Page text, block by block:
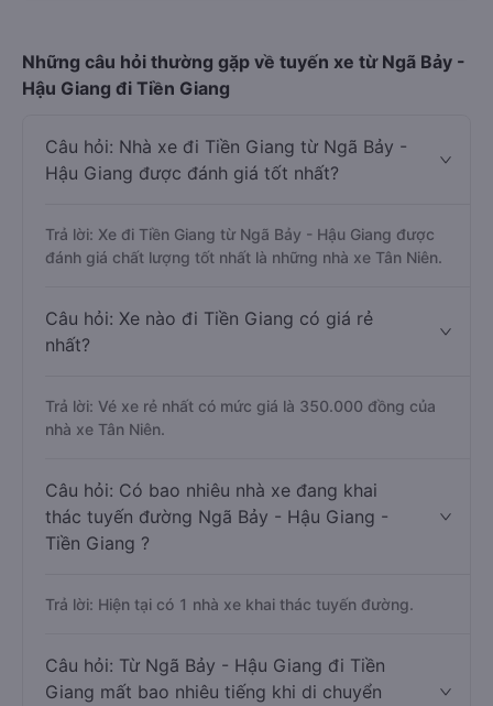
Những câu hỏi thường gặp về tuyến xe từ Ngã Bảy -
Hậu Giang đi Tiền Giang
Câu hỏi: Nhà xe đi Tiền Giang từ Ngã Bảy -
Hậu Giang được đánh giá tốt nhất?
Trả lời: Xe đi Tiền Giang từ Ngã Bảy - Hậu Giang được
đánh giá chất lượng tốt nhất là những nhà xe Tân Niên.
Câu hỏi: Xe nào đi Tiền Giang có giá rẻ
nhất?
Trả lời: Vé xe rẻ nhất có mức giá là 350.000 đồng của
nhà xe Tân Niên.
Câu hỏi: Có bao nhiêu nhà xe đang khai
thác tuyến đường Ngã Bảy - Hậu Giang -
Tiền Giang ?
Trả lời: Hiện tại có 1 nhà xe khai thác tuyến đường.
Câu hỏi: Từ Ngã Bảy - Hậu Giang đi Tiền
Giang mất bao nhiêu tiếng khi di chuyển